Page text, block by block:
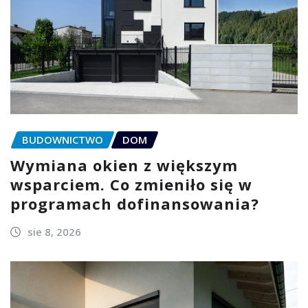
BUDOWNICTWO DOM
Wymiana okien z większym
wsparciem. Co zmieniło się w
programach dofinansowania?
sie 8, 2026